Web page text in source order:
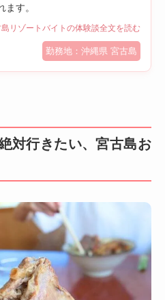
ます。
リゾートバイトの体験談全文を読む
勤務地：沖縄県 宮古島
対行きたい、宮古島お